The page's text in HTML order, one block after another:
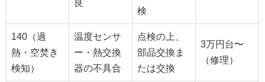
良
検
140（過
熱・空焚き
検知）
温度センサ
ー・熱交換
器の不具合
点検の上、
部品交換ま
たは交換
3万円台〜
（修理）